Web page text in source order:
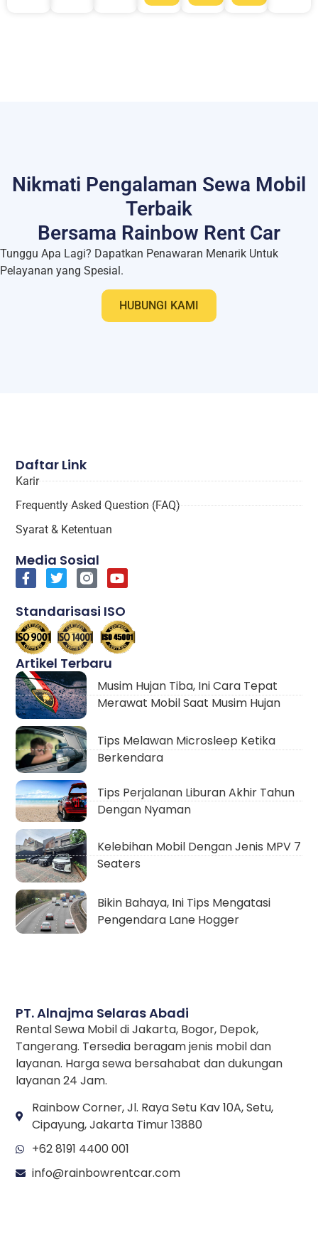
Nikmati Pengalaman Sewa Mobil
Terbaik
Bersama Rainbow Rent Car
Tunggu Apa Lagi? Dapatkan Penawaran Menarik Untuk
Pelayanan yang Spesial.
HUBUNGI KAMI
PT. Alnajma Selaras Abadi
Rental Sewa Mobil di Jakarta, Bogor, Depok,
Tangerang. Tersedia beragam jenis mobil dan
layanan. Harga sewa bersahabat dan dukungan
layanan 24 Jam.
Rainbow Corner, Jl. Raya Setu Kav 10A, Setu,
Cipayung, Jakarta Timur 13880
+62 8191 4400 001
info@rainbowrentcar.com
Artikel Terbaru
Musim Hujan Tiba, Ini Cara Tepat
Merawat Mobil Saat Musim Hujan
Tips Melawan Microsleep Ketika
Berkendara
Tips Perjalanan Liburan Akhir Tahun
Dengan Nyaman
Kelebihan Mobil Dengan Jenis MPV 7
Seaters
Bikin Bahaya, Ini Tips Mengatasi
Pengendara Lane Hogger
Daftar Link
Karir
Frequently Asked Question (FAQ)
Syarat & Ketentuan
Media Sosial
Standarisasi ISO